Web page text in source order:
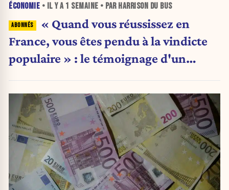
ÉCONOMIE • IL Y A 1 SEMAINE • PAR HARRISON DU BUS
« Quand vous réussissez en
France, vous êtes pendu à la vindicte
populaire » : le témoignage d'un